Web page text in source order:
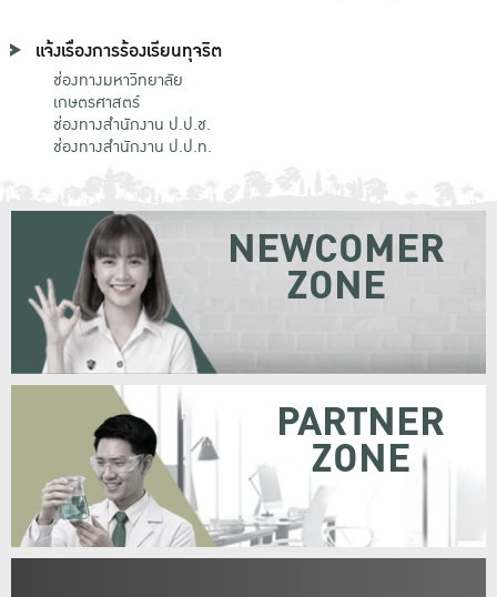
แจ้งเรื่องการร้องเรียนทุจริต
ช่องทางมหาวิทยาลัย
เกษตรศาสตร์
ช่องทางสำนักงาน ป.ป.ช.
ช่องทางสำนักงาน ป.ป.ท.
NEWCOMER
ZONE
PARTNER
ZONE